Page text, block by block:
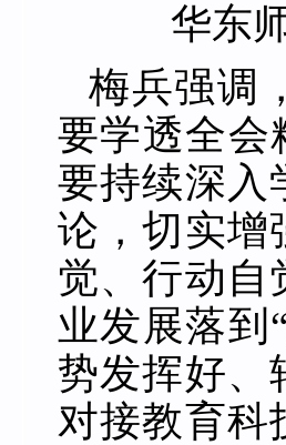
华东
梅兵强调
要学透全会
要持续深入
论，切实增
觉、行动自
业发展落到
势发挥好、
对接教育科